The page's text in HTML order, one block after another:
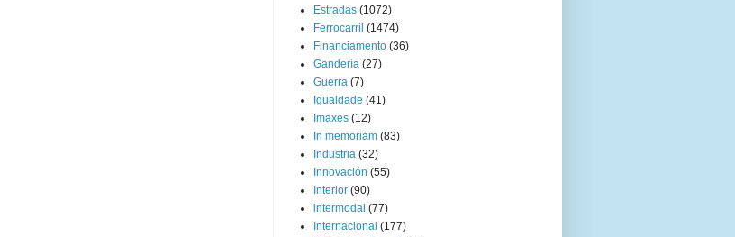
Estradas (1072)
Ferrocarril (1474)
Financiamento (36)
Gandería (27)
Guerra (7)
Igualdade (41)
Imaxes (12)
In memoriam (83)
Industria (32)
Innovación (55)
Interior (90)
intermodal (77)
Internacional (177)